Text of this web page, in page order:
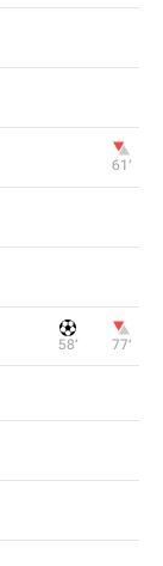
61‎’‎
58‎’‎ 77‎’‎